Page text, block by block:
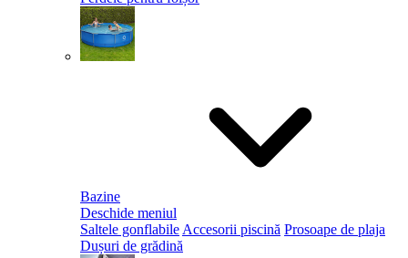
Bazine
Deschide meniul
Saltele gonflabile Accesorii piscină Prosoape de plaja
Dușuri de grădină